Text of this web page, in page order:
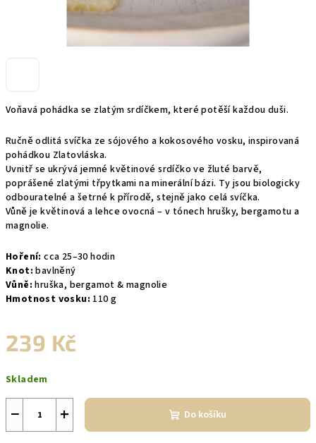
Voňavá pohádka se zlatým srdíčkem, které potěší každou duši.
Ručně odlitá svíčka ze sójového a kokosového vosku, inspirovaná
pohádkou Zlatovláska.
Uvnitř se ukrývá jemné květinové srdíčko ve žluté barvě,
poprášené zlatými třpytkami na minerální bázi. Ty jsou biologicky
odbouratelné a šetrné k přírodě, stejně jako celá svíčka.
Vůně je květinová a lehce ovocná – v tónech hrušky, bergamotu a
magnolie.
Hoření: cca 25–30 hodin
Knot: bavlněný
Vůně: hruška, bergamot & magnolie
Hmotnost vosku: 110 g
239 Kč
cena:
Skladem
+
− Do košíku